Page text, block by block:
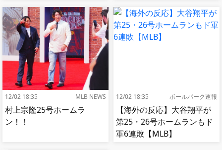
12/02 18:35 MLB NEWS
村上宗隆25号ホームラ
ン！！
12/02 18:35 ボールパーク速報
【海外の反応】大谷翔平が
第25・26号ホームランもド
軍6連敗【MLB】